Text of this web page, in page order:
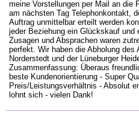
meine Vorstellungen per Mail an die
am nächsten Tag Telephonkontakt,
Auftrag unmittelbar erteilt werden
jeder Beziehung ein Glückskauf
Zusagen und Absprachen waren
perfekt. Wir haben die Abholung des
Norderstedt und der Lüneburger
Zusammenfassung: Überaus
beste Kundenorientierung - Super
Preis/Leistungsverhältnis - Absolut
lohnt sich - vielen Dank!